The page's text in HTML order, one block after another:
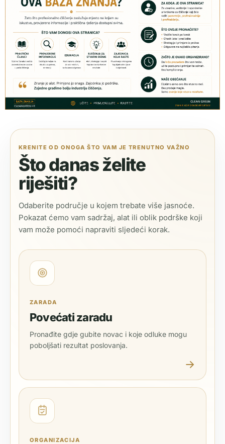
KRENITE OD ONOGA ŠTO VAM JE TRENUTNO VAŽNO
Što danas želite
riješiti?
Odaberite područje u kojem trebate više jasnoće.
Pokazat ćemo vam sadržaj, alat ili oblik podrške koji
vam može pomoći napraviti sljedeći korak.
ZARADA
Povećati zaradu
Pronađite gdje gubite novac i koje odluke mogu
poboljšati rezultat poslovanja.
ORGANIZACIJA